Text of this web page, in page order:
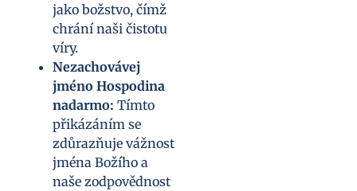
jako božstvo, čímž
chrání naši čistotu
víry.
Nezachovávej
jméno Hospodina
nadarmo: Tímto
přikázáním se
zdůrazňuje vážnost
jména Božího a
naše zodpovědnost